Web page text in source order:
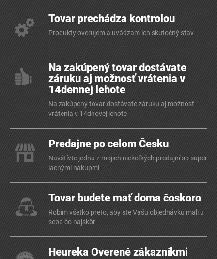
Tovar prechádza kontrolou
Produkty overujem a uvádzam ich skutočný stav
Na zakúpený tovar dostávate
záruku aj možnosť vrátenia v
14dennej lehote
Na zakúpený tovar dostávate záruku aj možnosť
vrátenia v 14dňovej lehote
Predajne po celom Česku
Navštívte jednu z mojich niekoľkých predajní so super
lacnými nákupmi
Tovar budete mať doma čoskoro
Robím všetko preto, aby ste Vašu objednávku mali u
seba čo najskôr
Heureka Overené zákazníkmi